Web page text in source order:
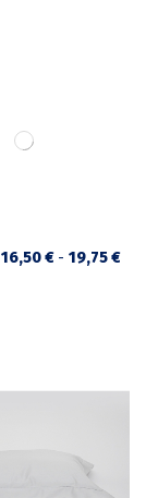
16,50 € - 19,75 €